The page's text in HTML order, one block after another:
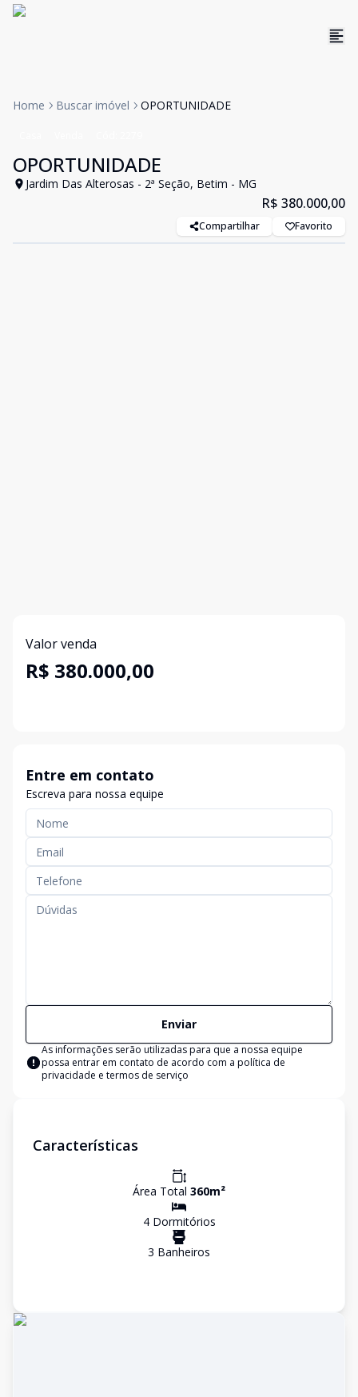
Home Buscar imóvel OPORTUNIDADE
OPORTUNIDADE
Jardim Das Alterosas - 2ª Seção, Betim - MG
R$ 380.000,00
Compartilhar Favorito
Valor venda
R$ 380.000,00
Entre em contato
Escreva para nossa equipe
Enviar
As informações serão utilizadas para que a nossa equipe
possa entrar em contato de acordo com a política de
privacidade e termos de serviço
Características
Área Total 360m²
4Dormitórios
3 Banheiros